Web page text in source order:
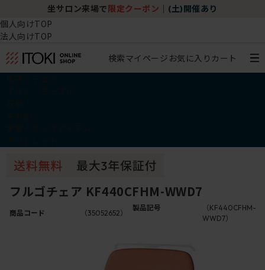
坐サロン来場で 限定クーポン (土)開催あり
個人向けTOP
法人向けTOP
検索マイページ お気に入り カート
フルゴチェア KF440CFHM-WWD7
商品コード （35052652）
製品記号
（KF440CFHM-
WWD7）